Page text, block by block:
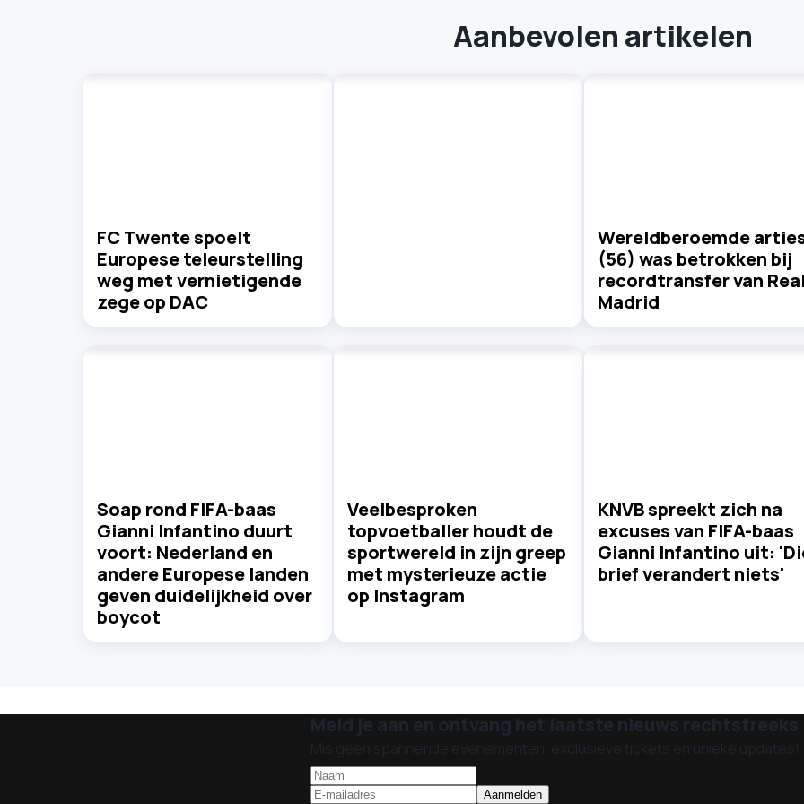
Aanbevolen artikelen
FC Twente spoelt
Europese teleurstelling
weg met vernietigende
zege op DAC
Wereldberoemde
(56) was betrokken bij
recordtransfer van
Madrid
Soap rond FIFA-baas
Gianni Infantino duurt
voort: Nederland en
andere Europese landen
geven duidelijkheid over
boycot
Veelbesproken
topvoetballer houdt de
sportwereld in zijn greep
met mysterieuze actie
op Instagram
KNVB spreekt zich na
excuses van FIFA-baas
Gianni Infantino uit:
brief verandert niets'
Meld je aan en ontvang het laatste nieuws rechtstreeks
Mis geen spannende evenementen, exclusieve tickets en unieke updates!